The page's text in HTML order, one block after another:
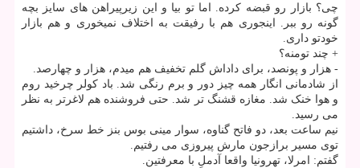
چی؟ بازار رو قبضه کرده. اما تو بیا و این زیرپیراهن های سایز بچه
گونه رو ببر. اینجوری هم با رفیقت به اختلاف نمیخوری و هم بازار
خودتو داری.
+ چند تومنه؟
- هزار و پونصد، برای داداش گلم تخفیف هم میدم، هزار و چهارصد.
از شادمانی انگار همه چیز دور و برم رنگی شد. باد کولر چرخید روم
و هوا خنک شد. مغازه قشنگ تر شد. حتی فروشنده هم لاغرتر به نظر
می رسید.
نیم ساعت بعد، دو فاتح گناوه، سوار مینی بوس بنز خط سرخ، داشتیم
توی مسیر برازجون مارش پیروزی می رفتیم.
گفتم: امرلا، تهرونیا واقعا آدملِ با معرفتین.